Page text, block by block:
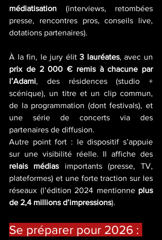
médiatisation (interviews, retombées
presse, rencontres pros, conseils live,
dotations partenaires).
À la fin, le jury élit 3 lauréates
prix de 2 000 € remis à chacune par
l’Adami, des résidences (studio +
scénique), un titre et un clip commun,
de la programmation (dont festivals), et
une série de concerts via des
partenaires de diffusion.
Autre point fort : le dispositif s’appuie
relais médias importants (presse, TV,
plateformes) et une forte traction sur les
réseaux (l’édition 2024 mentionne plus
de 2,4 millions d’impressions).
Se préparer pour 2026 :